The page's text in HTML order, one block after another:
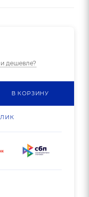
дешевле?
В КОРЗИНУ